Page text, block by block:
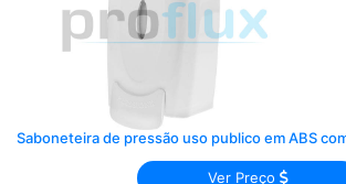
Saboneteira de pressão uso publico em ABS
Ver Preço